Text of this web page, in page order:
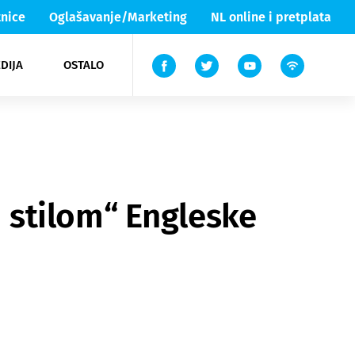
Oglašavanje/Marketing NL online i pretplata
OSTALO
Lika & Senj
TV
Engleske